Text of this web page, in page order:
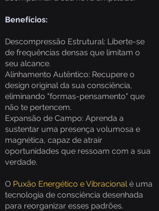
Benefícios:
Descompressão Estrutural: Liberte-se
de frequências densas que limitam o
seu alcance.
Alinhamento Autêntico: Recupere o
design original da sua consciência,
eliminando "formas-pensamento" que
não te pertencem.
Expansão de Campo: Aprenda a
sustentar uma presença volumosa e
magnética, capaz de atrair
oportunidades que ressoam com a sua
verdade.
O Puxão Energético e Vibracionalé uma
tecnologia de consciência desenhada
para reorganizar esses padrões.